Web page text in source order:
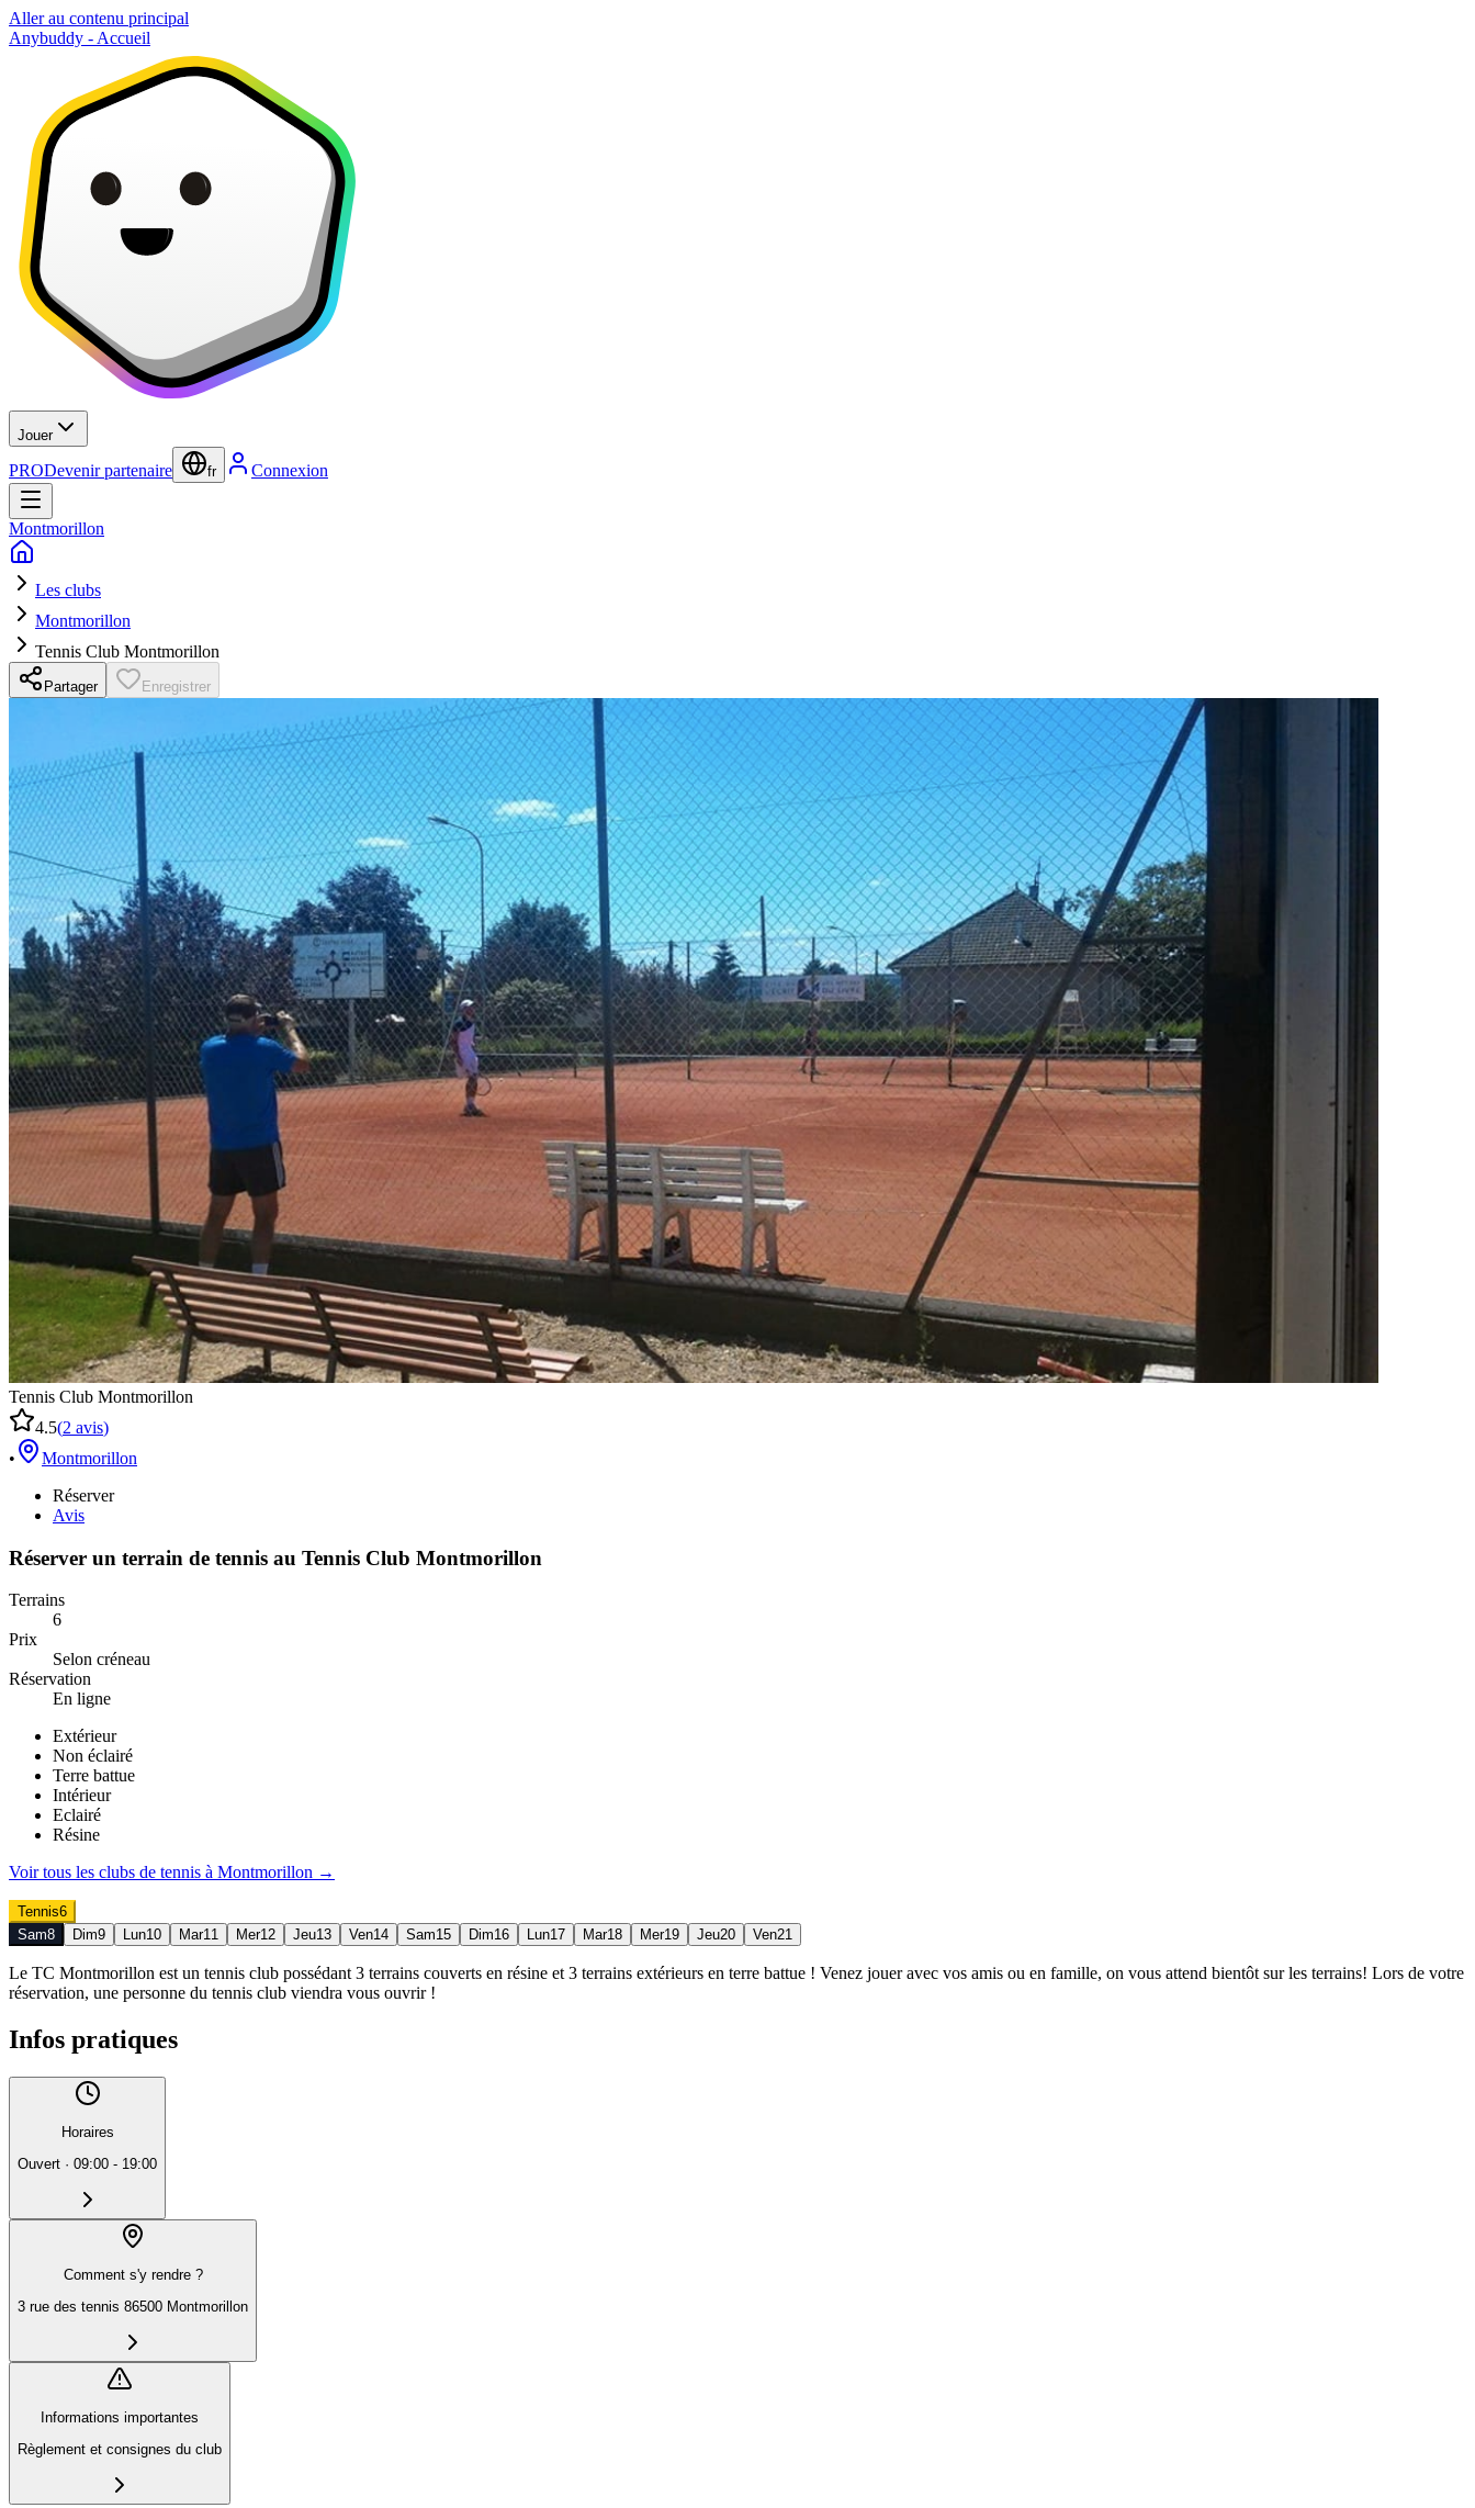
Aller au contenu principal
Anybuddy - Accueil
Jouer
PRODevenir partenaire fr Connexion
Montmorillon
Les clubs
Montmorillon
Tennis Club Montmorillon
Partager Enregistrer
Tennis Club Montmorillon
4.5(2 avis)
•
Montmorillon
Réserver
Avis
Réserver un terrain de tennis au Tennis Club Montmorillon
Terrains
6
Prix
Selon créneau
Réservation
En ligne
Extérieur
Non éclairé
Terre battue
Intérieur
Eclairé
Résine
Voir tous les clubs de tennis à Montmorillon →
Tennis6
Sam8 Dim9 Lun10 Mar11 Mer12 Jeu13 Ven14 Sam15 Dim16 Lun17 Mar18 Mer19 Jeu20 Ven21
Le TC Montmorillon est un tennis club possédant 3 terrains couverts en résine et 3 terrains extérieurs en terre battue ! Venez jouer avec vos amis ou en famille, on vous attend bientôt sur les terrains! Lors de votre
réservation, une personne du tennis club viendra vous ouvrir !
Infos pratiques
Horaires
Ouvert · 09:00 - 19:00
Comment s'y rendre ?
3 rue des tennis 86500 Montmorillon
Informations importantes
Règlement et consignes du club